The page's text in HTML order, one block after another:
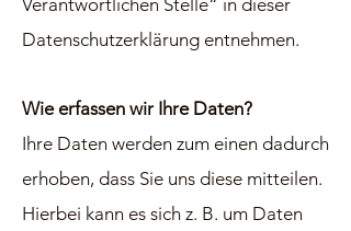
Verantwortlichen Stelle“ in dieser
Datenschutzerklärung entnehmen.
Wie erfassen wir Ihre Daten?
Ihre Daten werden zum einen dadurch
erhoben, dass Sie uns diese mitteilen.
Hierbei kann es sich z. B. um Daten